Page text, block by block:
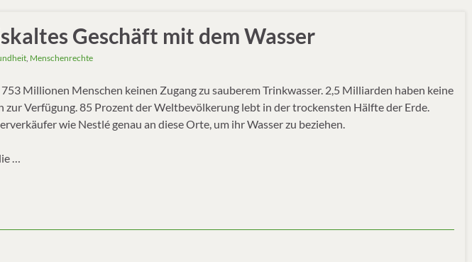
Geschäft mit dem Wasser
Menschenrechte
Millionen Menschen keinen Zugang zu sauberem Trinkwasser. 2,5 Milliarden haben keine
zur Verfügung. 85 Prozent der Weltbevölkerung lebt in der trockensten Hälfte der Erde.
wie Nestlé genau an diese Orte, um ihr Wasser zu beziehen.
…